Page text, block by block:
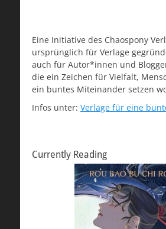
Eine Initiative des Chaospony
ursprünglich für Verlage
auch für Autor*innen und
die ein Zeichen für Vielfalt,
ein buntes Miteinander setzen
Infos unter: Verlage für eine
Currently Reading